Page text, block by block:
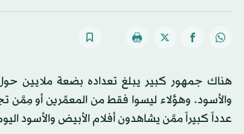
هناك جمهور كبير يبلغ تعداده بضعة ملايين
والأسود. وهؤلاء ليسوا فقط من المعمِّرين أو مِمَّن
عدداً كبيراً ممَّن يشاهدون أفلام الأبيض والأسود